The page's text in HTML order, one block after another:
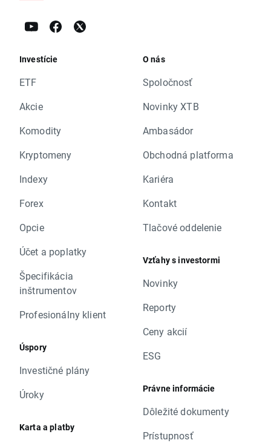
Investície
ETF
Akcie
Komodity
Kryptomeny
Indexy
Forex
Opcie
Účet a poplatky
Špecifikácia
inštrumentov
Profesionálny klient
Úspory
Investičné plány
Úroky
Karta a platby
O nás
Spoločnosť
Novinky XTB
Ambasádor
Obchodná platforma
Kariéra
Kontakt
Tlačové oddelenie
Vzťahy s investormi
Novinky
Reporty
Ceny akcií
ESG
Právne informácie
Dôležité dokumenty
Prístupnosť